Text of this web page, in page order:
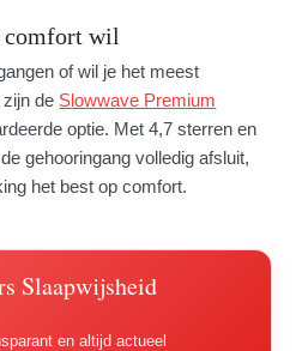
comfort wil
of wil je het meest
de Slowwave Premium
optie. Met 4,7 sterren en
gehooringang volledig afsluit,
het best op comfort.
Slaapwijsheid
en altijd actueel